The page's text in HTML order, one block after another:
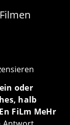
oder
halb
FiLm MeHr